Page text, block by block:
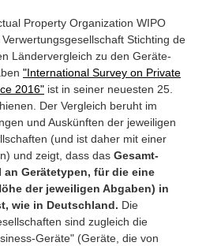
Property Organization WIPO
Stichting de
Ländervergleich zu den Geräte-
"International Survey on Private
2016" ist in seiner neuesten 25.
Der Vergleich beruht im
und Auskünften der jeweiligen
(und ist daher mit einer
und zeigt, dass das Gesamt-
Gerätetypen, für die eine
der jeweiligen Abgaben) in
wie in Deutschland. Die
sind zugleich die
Geräte" (Geräte, die von
/